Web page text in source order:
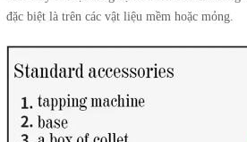
đặc biệt là trên các vật liệu mềm hoặc mỏng.